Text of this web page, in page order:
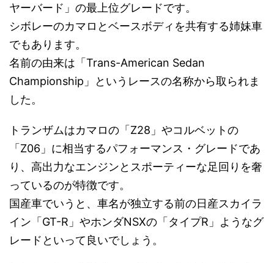
ヤーバード」の最上位グレードです。
シボレーのカマロとベースボディを共有する姉妹車
でもあります。
名前の由来は「Trans-American Sedan
Championship」というレースの名称から取られま
した。
トランザムはカマロの「Z28」やコルベットの
「Z06」に相当するパフォーマンス・グレードであ
り、高出力なエンジンとスポーティーな足回りを奢
っているのが特徴です。
国産車でいうと、車名が独立する前の日産スカイラ
イン「GT-R」やホンダNSXの「タイプR」ようなグ
レードといって良いでしょう。